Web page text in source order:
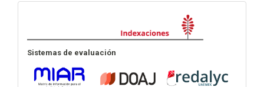
Sistemas de evaluación